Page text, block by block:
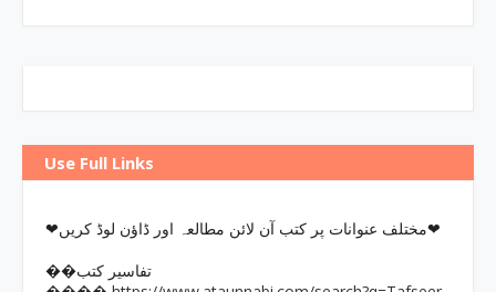
Use Full Links
❤مختلف عنوانات پر کتب آن لائن مطالعہ اور ڈاؤن لوڈ کریں❤
��تفاسیر کتب